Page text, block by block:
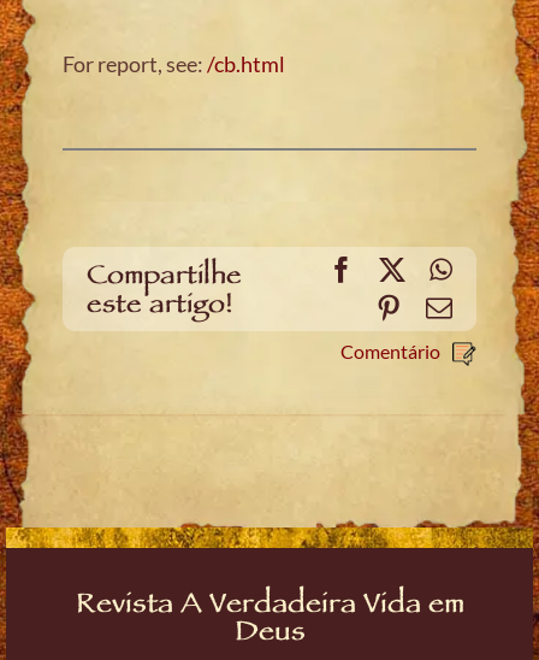
For report, see:/cb.html
Compartilhe
este artigo!
Facebook
X
Pinterest
Email
Comentário
Revista A Verdadeira Vida em
Deus